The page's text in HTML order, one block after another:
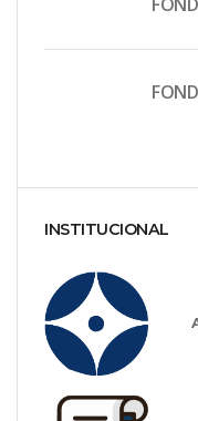
INSTITUCIONAL